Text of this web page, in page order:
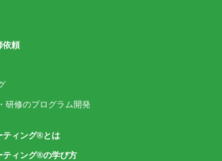
依頼
研修のプログラム開発
ティング®とは
ティング®の学び方